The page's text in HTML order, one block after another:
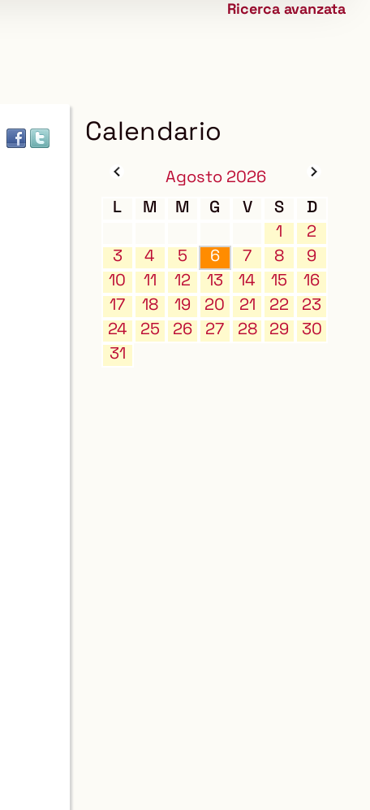
Ricerca avanzata
Calendario
Agosto 2026
L
M M G V S
D
1
2
3
4 5 6 7 8
9
10
11 12 13 14 15
16
17
18 19 20 21 22
23
24
25 26 27 28 29
30
31